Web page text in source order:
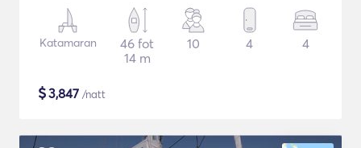
Katamaran
46 fot
14 m
10 4 4
$3,847 /natt